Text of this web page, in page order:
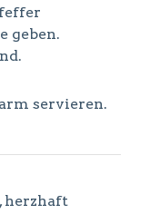
geben.
servieren.
herzhaft